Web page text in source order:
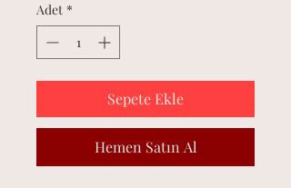
Adet *
Sepete Ekle
Hemen Satın Al